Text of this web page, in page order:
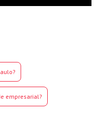
empresarial?